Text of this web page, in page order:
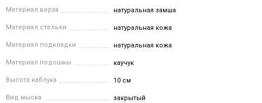
Материал верха натуральная замша
Материал стельки натуральная кожа
Материал подкладки натуральная кожа
Материал подошвы каучук
Высота каблука 10 см
Вид мыска закрытый